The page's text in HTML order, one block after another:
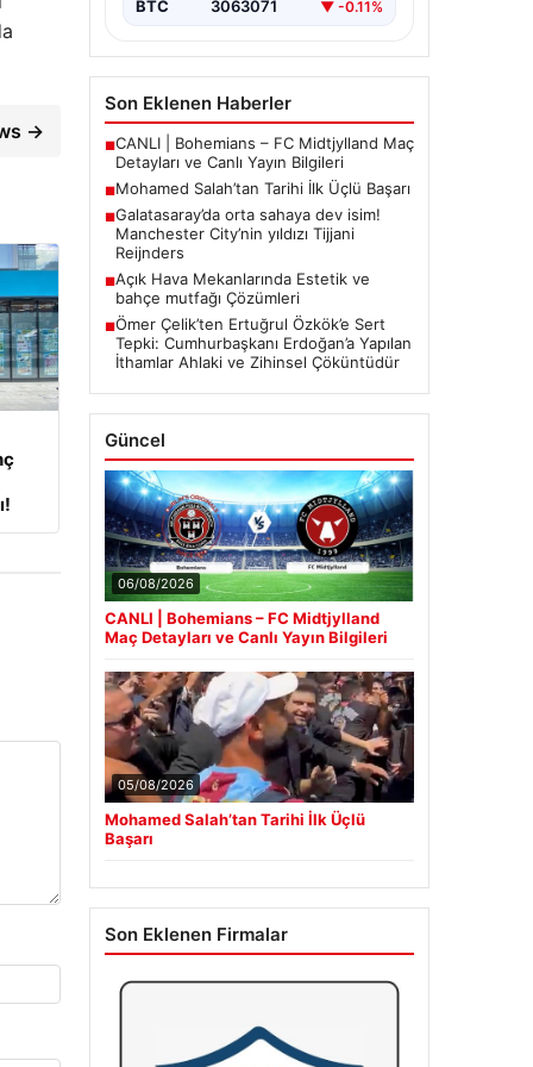
→
BTC 3063071 ▼ -0.11%
Son Eklenen Haberler
■CANLI | Bohemians – FC Midtjylland Maç
Detayları ve Canlı Yayın Bilgileri
■Mohamed Salah’tan Tarihi İlk Üçlü Başarı
■Galatasaray’da orta sahaya dev isim!
Manchester City’nin yıldızı Tijjani
Reijnders
■Açık Hava Mekanlarında Estetik ve
bahçe mutfağı Çözümleri
■Ömer Çelik’ten Ertuğrul Özkök’e Sert
Tepki: Cumhurbaşkanı Erdoğan’a Yapılan
İthamlar Ahlaki ve Zihinsel Çöküntüdür
Güncel
06/08/2026
CANLI | Bohemians – FC Midtjylland
Maç Detayları ve Canlı Yayın Bilgileri
05/08/2026
Mohamed Salah’tan Tarihi İlk Üçlü
Başarı
Son Eklenen Firmalar